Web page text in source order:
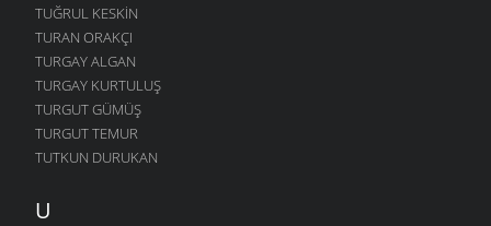
TUĞRUL KESKIN
TURAN ORAKÇI
TURGAY ALGAN
TURGAY KURTULUŞ
TURGUT GÜMÜŞ
TURGUT TEMUR
TUTKUN DURUKAN
U